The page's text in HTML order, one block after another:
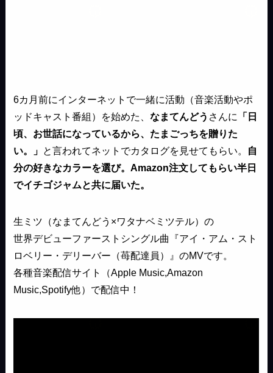
6カ月前にインターネットで一緒に活動（音楽活動やポ
ッドキャスト番組）を始めた、なまてんどう さんに
「日
頃、お世話になっているから、たまごっちを贈りた
い。」 と言われてネットでカタログを見せてもらい。 自
分の好きなカラーを選び。Amazon注文してもらい半日
でイチゴジャムと共に届いた。
生ミツ（なまてんどう×ワタナベミツテル）の
世界デビューファーストシングル曲『アイ・アム・スト
ロベリー・デリーバー（苺配達員）』のMVです。
各種音楽配信サイト（Apple Music,Amazon
Music,Spotify他）で配信中！